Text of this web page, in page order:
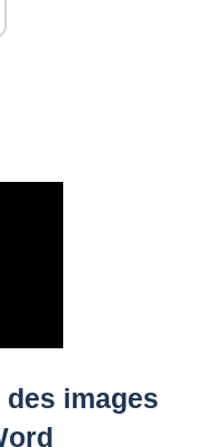
images